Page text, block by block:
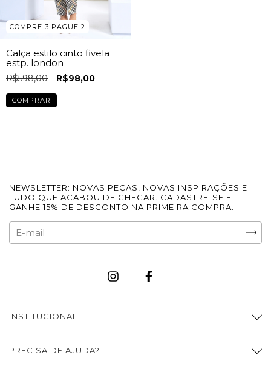
COMPRE 3 PAGUE 2
Calça estilo cinto fivela
estp. london
R$598,00 R$98,00
COMPRAR
NEWSLETTER: NOVAS PEÇAS, NOVAS INSPIRAÇÕES E
TUDO QUE ACABOU DE CHEGAR. CADASTRE-SE E
GANHE 15% DE DESCONTO NA PRIMEIRA COMPRA.
INSTITUCIONAL
PRECISA DE AJUDA?